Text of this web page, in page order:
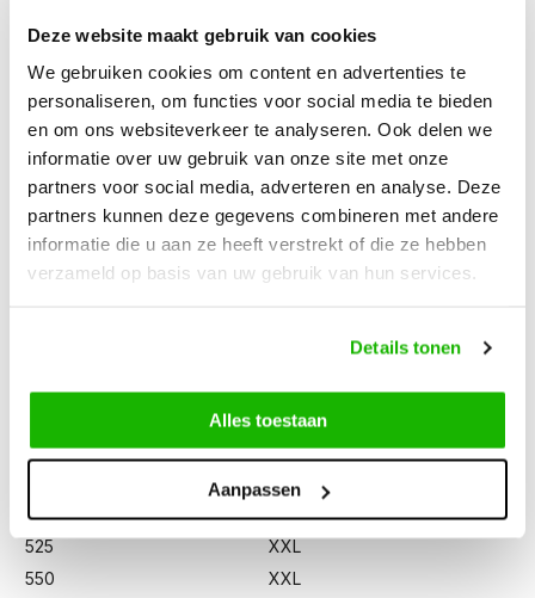
Deze website maakt gebruik van cookies
We gebruiken cookies om content en advertenties te
personaliseren, om functies voor social media te bieden
en om ons websiteverkeer te analyseren. Ook delen we
informatie over uw gebruik van onze site met onze
partners voor social media, adverteren en analyse. Deze
partners kunnen deze gegevens combineren met andere
informatie die u aan ze heeft verstrekt of die ze hebben
verzameld op basis van uw gebruik van hun services.
Details tonen
Alles toestaan
Aanpassen
A classic smooth black leather women's extra wide calf boot
with a low heel, Botta is cut in narrow and wide shaft options.
Made of butttery soft leather,, Botta has elastic inserts and an
almond shaped toe. Botta is also available in warm cognac.
Circumference
Calf width (EU-size)
300
XS/S
XS/S
XL
450
XL
XL
500
XXL
525
XXL
550
XXL